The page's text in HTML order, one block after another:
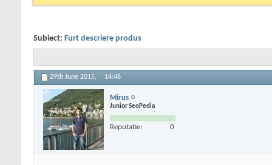
Subiect: Furt descriere produs
29th June 2015, 14:46
Mirus
Junior SeoPedia
Reputatie: 0